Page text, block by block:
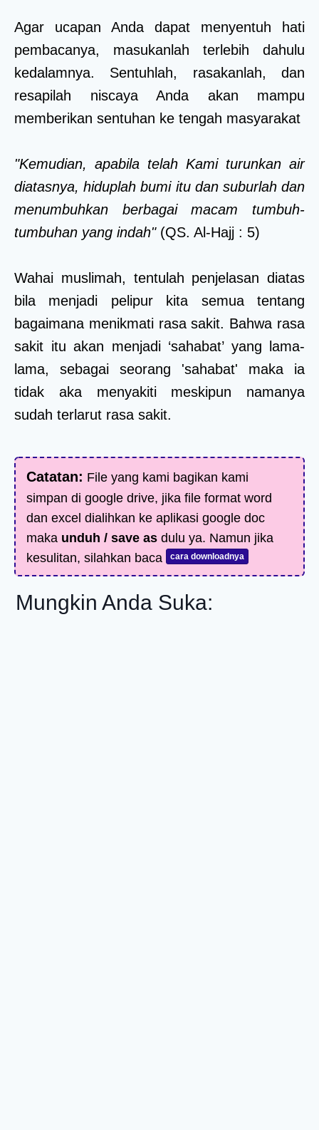
Agar ucapan Anda dapat menyentuh hati
pembacanya, masukanlah terlebih dahulu
kedalamnya. Sentuhlah, rasakanlah, dan
resapilah niscaya Anda akan mampu
memberikan sentuhan ke tengah masyarakat
"Kemudian, apabila telah Kami turunkan air
diatasnya, hiduplah bumi itu dan suburlah dan
menumbuhkan berbagai macam tumbuh-
tumbuhan yang indah"(QS. Al-Hajj : 5)
Wahai muslimah, tentulah penjelasan diatas
bila menjadi pelipur kita semua tentang
bagaimana menikmati rasa sakit. Bahwa rasa
sakit itu akan menjadi ‘sahabat’ yang lama-
lama, sebagai seorang 'sahabat' maka ia
tidak aka menyakiti meskipun namanya
sudah terlarut rasa sakit.
Catatan: File yang kami bagikan kami
simpan di google drive, jika file format word
dan excel dialihkan ke aplikasi google doc
maka unduh / save as dulu ya. Namun jika
kesulitan, silahkan baca
cara downloadnya
Mungkin Anda Suka: